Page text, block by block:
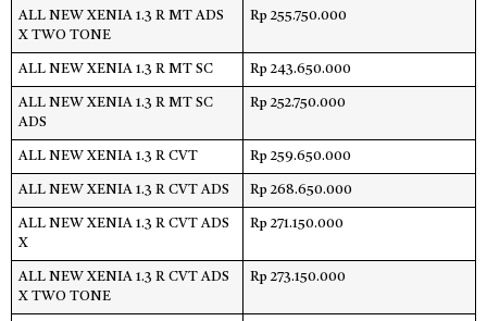
ALL NEW XENIA 1.3 R MT ADS
X TWO TONE
Rp 255.750.000
ALL NEW XENIA 1.3 R MT SC Rp 243.650.000
ALL NEW XENIA 1.3 R MT SC
ADS
Rp 252.750.000
ALL NEW XENIA 1.3 R CVT Rp 259.650.000
ALL NEW XENIA 1.3 R CVT ADS Rp 268.650.000
ALL NEW XENIA 1.3 R CVT ADS
X
Rp 271.150.000
ALL NEW XENIA 1.3 R CVT ADS
X TWO TONE
Rp 273.150.000